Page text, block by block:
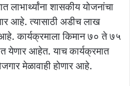
लाभार्थ्यांना शासकीय योजनांचा
आहे. त्यासाठी अडीच लाख
आहे. कार्यक्रमाला किमान ७० ते ७५
येणार आहेत. याच कार्यक्रमात
मेळावाही होणार आहे.